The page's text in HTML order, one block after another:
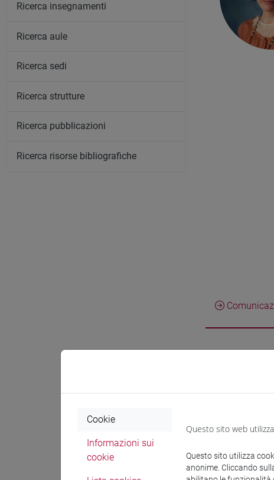
Settore
di
Ricerca insegnamenti
Ricerca aule
Ricerca sedi
Ricerca strutture
Ricerca pubblicazioni
Ricerca risorse bibliografiche
Cookie
Informazioni sui
cookie
Questo sito web
Questo sito utilizza
anonime. Cliccando